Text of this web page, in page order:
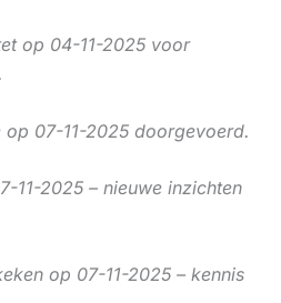
op 04-11-2025 voor
07-11-2025 doorgevoerd.
11-2025 – nieuwe inzichten
op 07-11-2025 – kennis